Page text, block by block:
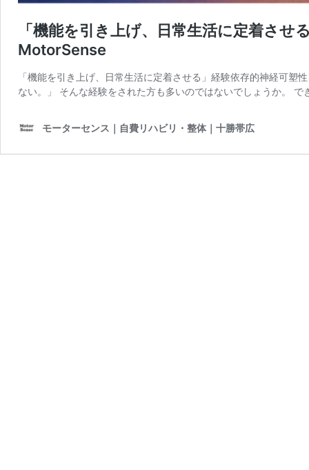
「機能を引き上げ、日常生活に定着させ
MotorSense
「機能を引き上げ、日常生活に定着させる」経験依存的神経可
ない。」 そんな経験をされた方も多いのではないでしょうか。
モーターセンス｜自費リハビリ・整体｜十勝帯広